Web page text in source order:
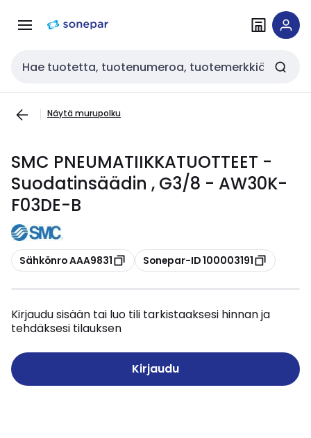
navigointiinsisältöön
Haku
Näytä murupolku
SMC PNEUMATIIKKATUOTTEET -
Suodatinsäädin , G3/8 - AW30K-
F03DE-B
Kopioi
Sähkönro AAA9831 Kopioi
Sonepar-ID 100003191
Kirjaudu sisään tai luo tili tarkistaaksesi hinnan ja
tehdäksesi tilauksen
Kirjaudu